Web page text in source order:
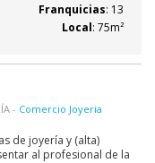
Franquicias: 13
Local: 75m²
- Comercio Joyeria
de joyería y (alta)
al profesional de la